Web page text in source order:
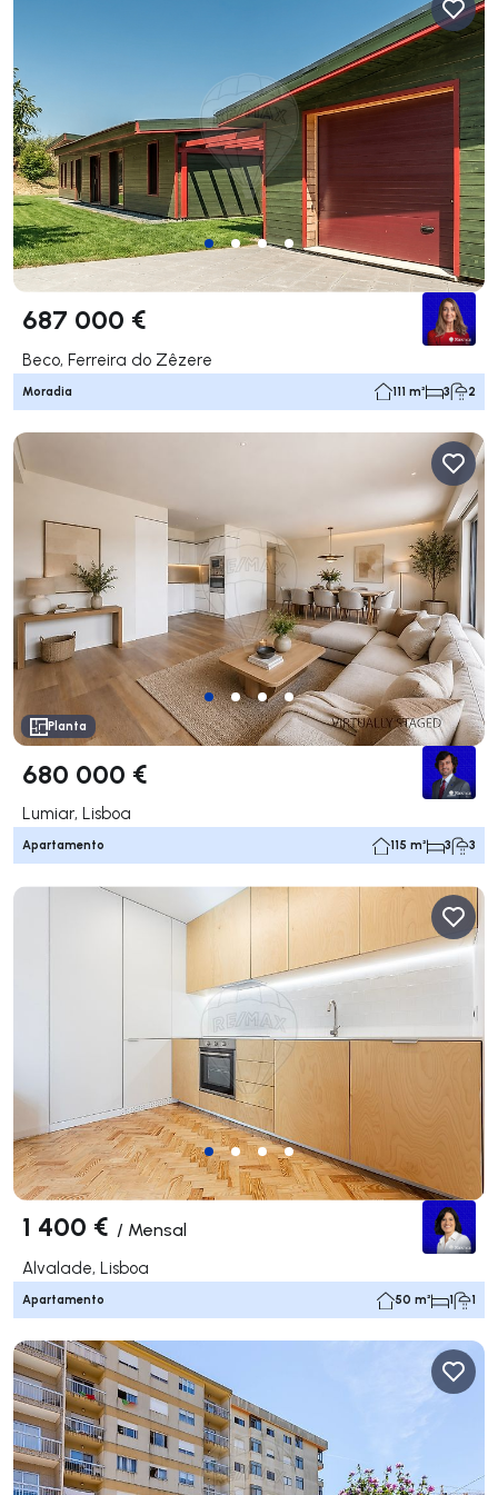
687 000 €
Beco, Ferreira do Zêzere
Moradia 111 m² 3 2
Planta
680 000 €
Lumiar, Lisboa
Apartamento 115 m² 3 3
1 400 € / Mensal
Alvalade, Lisboa
Apartamento 50 m² 1 1